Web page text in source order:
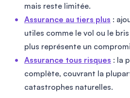
mais reste limitée.
Assurance au tiers plus :
utiles comme le vol ou le
plus représente un
Assurance tous risques : la
complète, couvrant la
catastrophes naturelles.